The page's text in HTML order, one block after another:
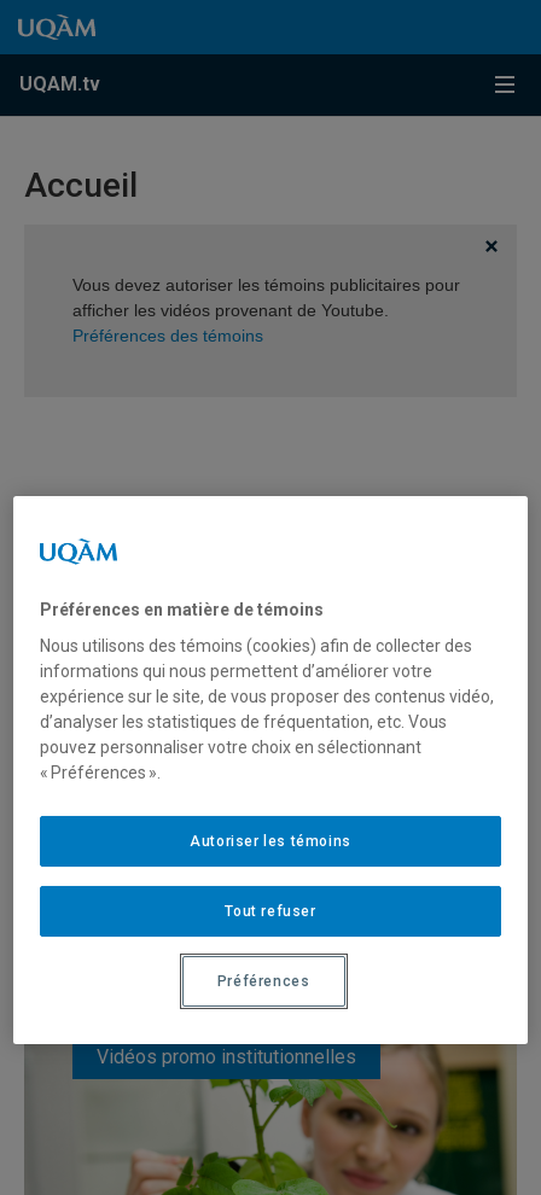
Accéder au contenu
Accéder au menu principal
Accéder à la recherche
Accéder au contenu
Accéder au menu principal
UQAM.tv
Accueil
Vous devez autoriser les témoins publicitaires pour
afficher les vidéos provenant de Youtube.
Préférences des témoins
100 millions d’idées
Vidéos promo institutionnelles
Préférences en matière de témoins
Nous utilisons des témoins (cookies) afin de collecter des
informations qui nous permettent d’améliorer votre
expérience sur le site, de vous proposer des contenus vidéo,
d’analyser les statistiques de fréquentation, etc. Vous
pouvez personnaliser votre choix en sélectionnant
« Préférences ».
Tout refuser
Autoriser les témoins
Préférences